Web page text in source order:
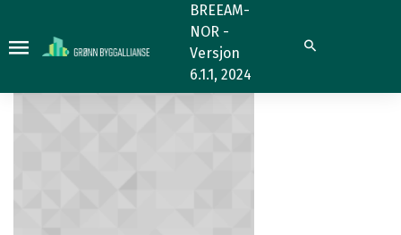
BREEAM-
NOR -
Versjon
6.1.1, 2024
Søk